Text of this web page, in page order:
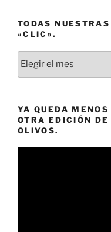
TODAS
«CLIC».
nuestras
un
«clic».
YA QUEDA
OTRA EDICIÓN
OLIVOS.